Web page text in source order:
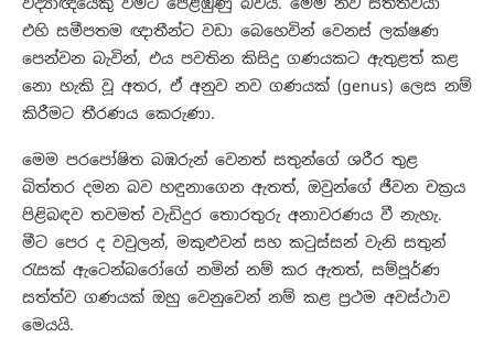
එහි සමීපතම ඥාතීන්ට වඩා බෙහෙවින් වෙනස් ලක්ෂණ
පෙන්වන බැවින්, එය පවතින කිසිදු ගණයකට ඇතුළත් කළ
නො හැකි වූ අතර, ඒ අනුව නව ගණයක් (genus) ලෙස නම්
කිරීමට තීරණය කෙරුණා.
මෙම පරපෝෂිත බඹරුන් වෙනත් සතුන්ගේ ශරීර තුළ
බිත්තර දමන බව හඳුනාගෙන ඇතත්, ඔවුන්ගේ ජීවන චක්‍රය
පිළිබඳව තවමත් වැඩිදුර තොරතුරු අනාවරණය වී නැහැ.
මීට පෙර ද වවුලන්, මකුළුවන් සහ කටුස්සන් වැනි සතුන්
රැසක් ඇටෙන්බරෝගේ නමින් නම් කර ඇතත්, සම්පූර්ණ
සත්ත්ව ගණයක් ඔහු වෙනුවෙන් නම් කළ ප්‍රථම අවස්ථාව
මෙයයි.